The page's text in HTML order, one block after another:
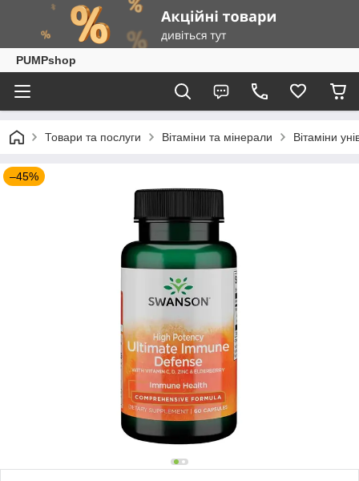
PUMPshop
Товари та послуги Вітаміни та мінерали Вітаміни
–45%